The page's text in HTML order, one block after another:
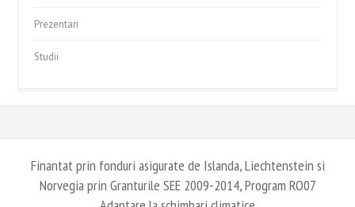
Prezentari
Studii
Finantat prin fonduri asigurate de Islanda, Liechtenstein si
Norvegia prin Granturile SEE 2009-2014, Program RO07